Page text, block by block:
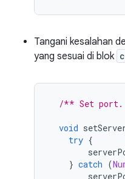
Tangani kesalahan
yang sesuai di blok
/** Set port.
void
try {
} catch (